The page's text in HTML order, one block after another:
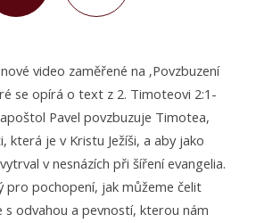
video zaměřené na ‚Povzbuzení
se opírá o text z 2. Timoteovi 2:1-
Pavel povzbuzuje Timotea,
která je v Kristu Ježíši, a aby jako
v nesnázích při šíření evangelia.
pro pochopení, jak můžeme čelit
s odvahou a pevností, kterou nám